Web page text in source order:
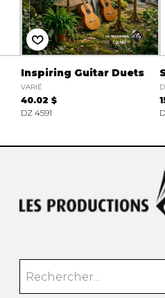
Inspiring Guitar Duets
VARIÉ
40.02 $
DZ 4591